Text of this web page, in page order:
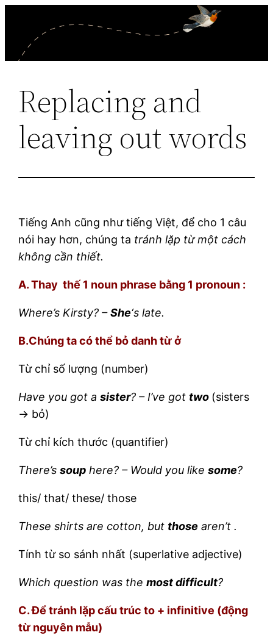
content
Replacing and
leaving out words
Tiếng Anh cũng như tiếng Việt, để cho 1 câu
nói hay hơn, chúng ta tránh lặp từ một cách
không cần thiết.
A. Thay thế 1 noun phrase bằng 1 pronoun :
Where’s Kirsty? –She‘s late.
B.Chúng ta có thể bỏ danh từ ở
Từ chỉ số lượng (number)
Have you got asister? – I’ve got two (sisters
-> bỏ)
Từ chỉ kích thước (quantifier)
There’ssoup here? – Would you likesome?
this/ that/ these/ those
These shirts are cotton, but those aren’t .
Tính từ so sánh nhất (superlative adjective)
Which question was themost difficult?
C. Để tránh lặp cấu trúc to + infinitive (động
từ nguyên mẫu)